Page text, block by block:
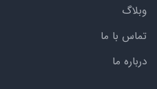
وبلاگ
تماس با ما
درباره ما